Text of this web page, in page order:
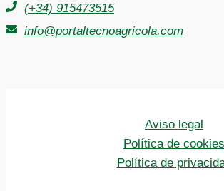
(+34) 915473515
info@portaltecnoagricola.com
Aviso legal
Política de cookies
Política de